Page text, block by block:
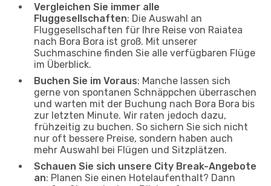
Vergleichen Sie immer alle
Fluggesellschaften: Die Auswahl an
Fluggesellschaften für Ihre Reise von Raiatea
nach Bora Bora ist groß. Mit unserer
Suchmaschine finden Sie alle verfügbaren Flüge
im Überblick.
Buchen Sie im Voraus: Manche lassen sich
gerne von spontanen Schnäppchen überraschen
und warten mit der Buchung nach Bora Bora bis
zur letzten Minute. Wir raten jedoch dazu,
frühzeitig zu buchen. So sichern Sie sich nicht
nur oft bessere Preise, sondern haben auch
mehr Auswahl bei Flügen und Sitzplätzen.
Schauen Sie sich unsere City Break-Angebote
an: Planen Sie einen Hotelaufenthalt? Dann